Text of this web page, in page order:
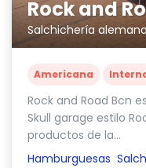
Rock and
Salchichería
Americana
Rock and Road Bcn
Skull garage estilo
productos de la...
Hamburguesas